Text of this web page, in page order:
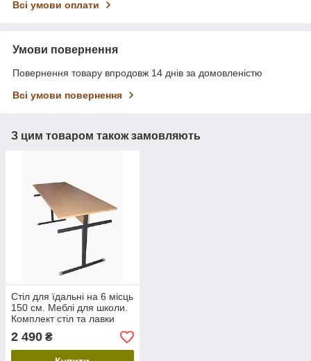
Всі умови оплати
Умови повернення
Повернення товару впродовж 14 днів за домовленістю
Всі умови повернення
З цим товаром також замовляють
Стіл для їдальні на 6 місць
150 см. Меблі для школи.
Комплект стіл та лавки
харчування
2 490 ₴